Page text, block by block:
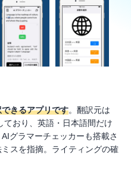
きるアプリです。翻訳元は
おり、英語・日本語間だけ
グラマーチェッカーも搭載さ
スを指摘。ライティングの確